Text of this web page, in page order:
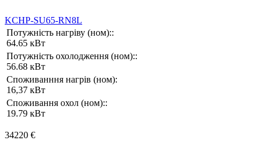
KCHP-SU65-RN8L
Потужність нагріву (ном)::
64.65 кВт
Потужність охолодження (ном)::
56.68 кВт
Споживанння нагрів (ном):
16,37 кВт
Споживання охол (ном)::
19.79 кВт
34220 €